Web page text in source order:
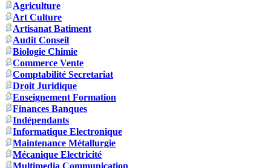
Agriculture
Art Culture
Artisanat Batiment
Audit Conseil
Biologie Chimie
Commerce Vente
Comptabilité Secretariat
Droit Juridique
Enseignement Formation
Finances Banques
Indépendants
Informatique Electronique
Maintenance Métallurgie
Mécanique Electricité